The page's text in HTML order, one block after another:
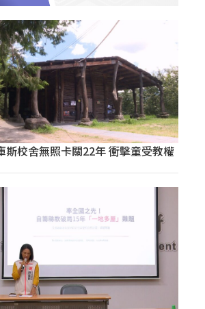
斯校舍無照卡關22年 衝擊童受教權